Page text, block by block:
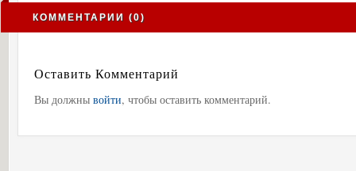
КОММЕНТАРИИ (0)
Оставить Комментарий
Вы должны войти, чтобы оставить комментарий.